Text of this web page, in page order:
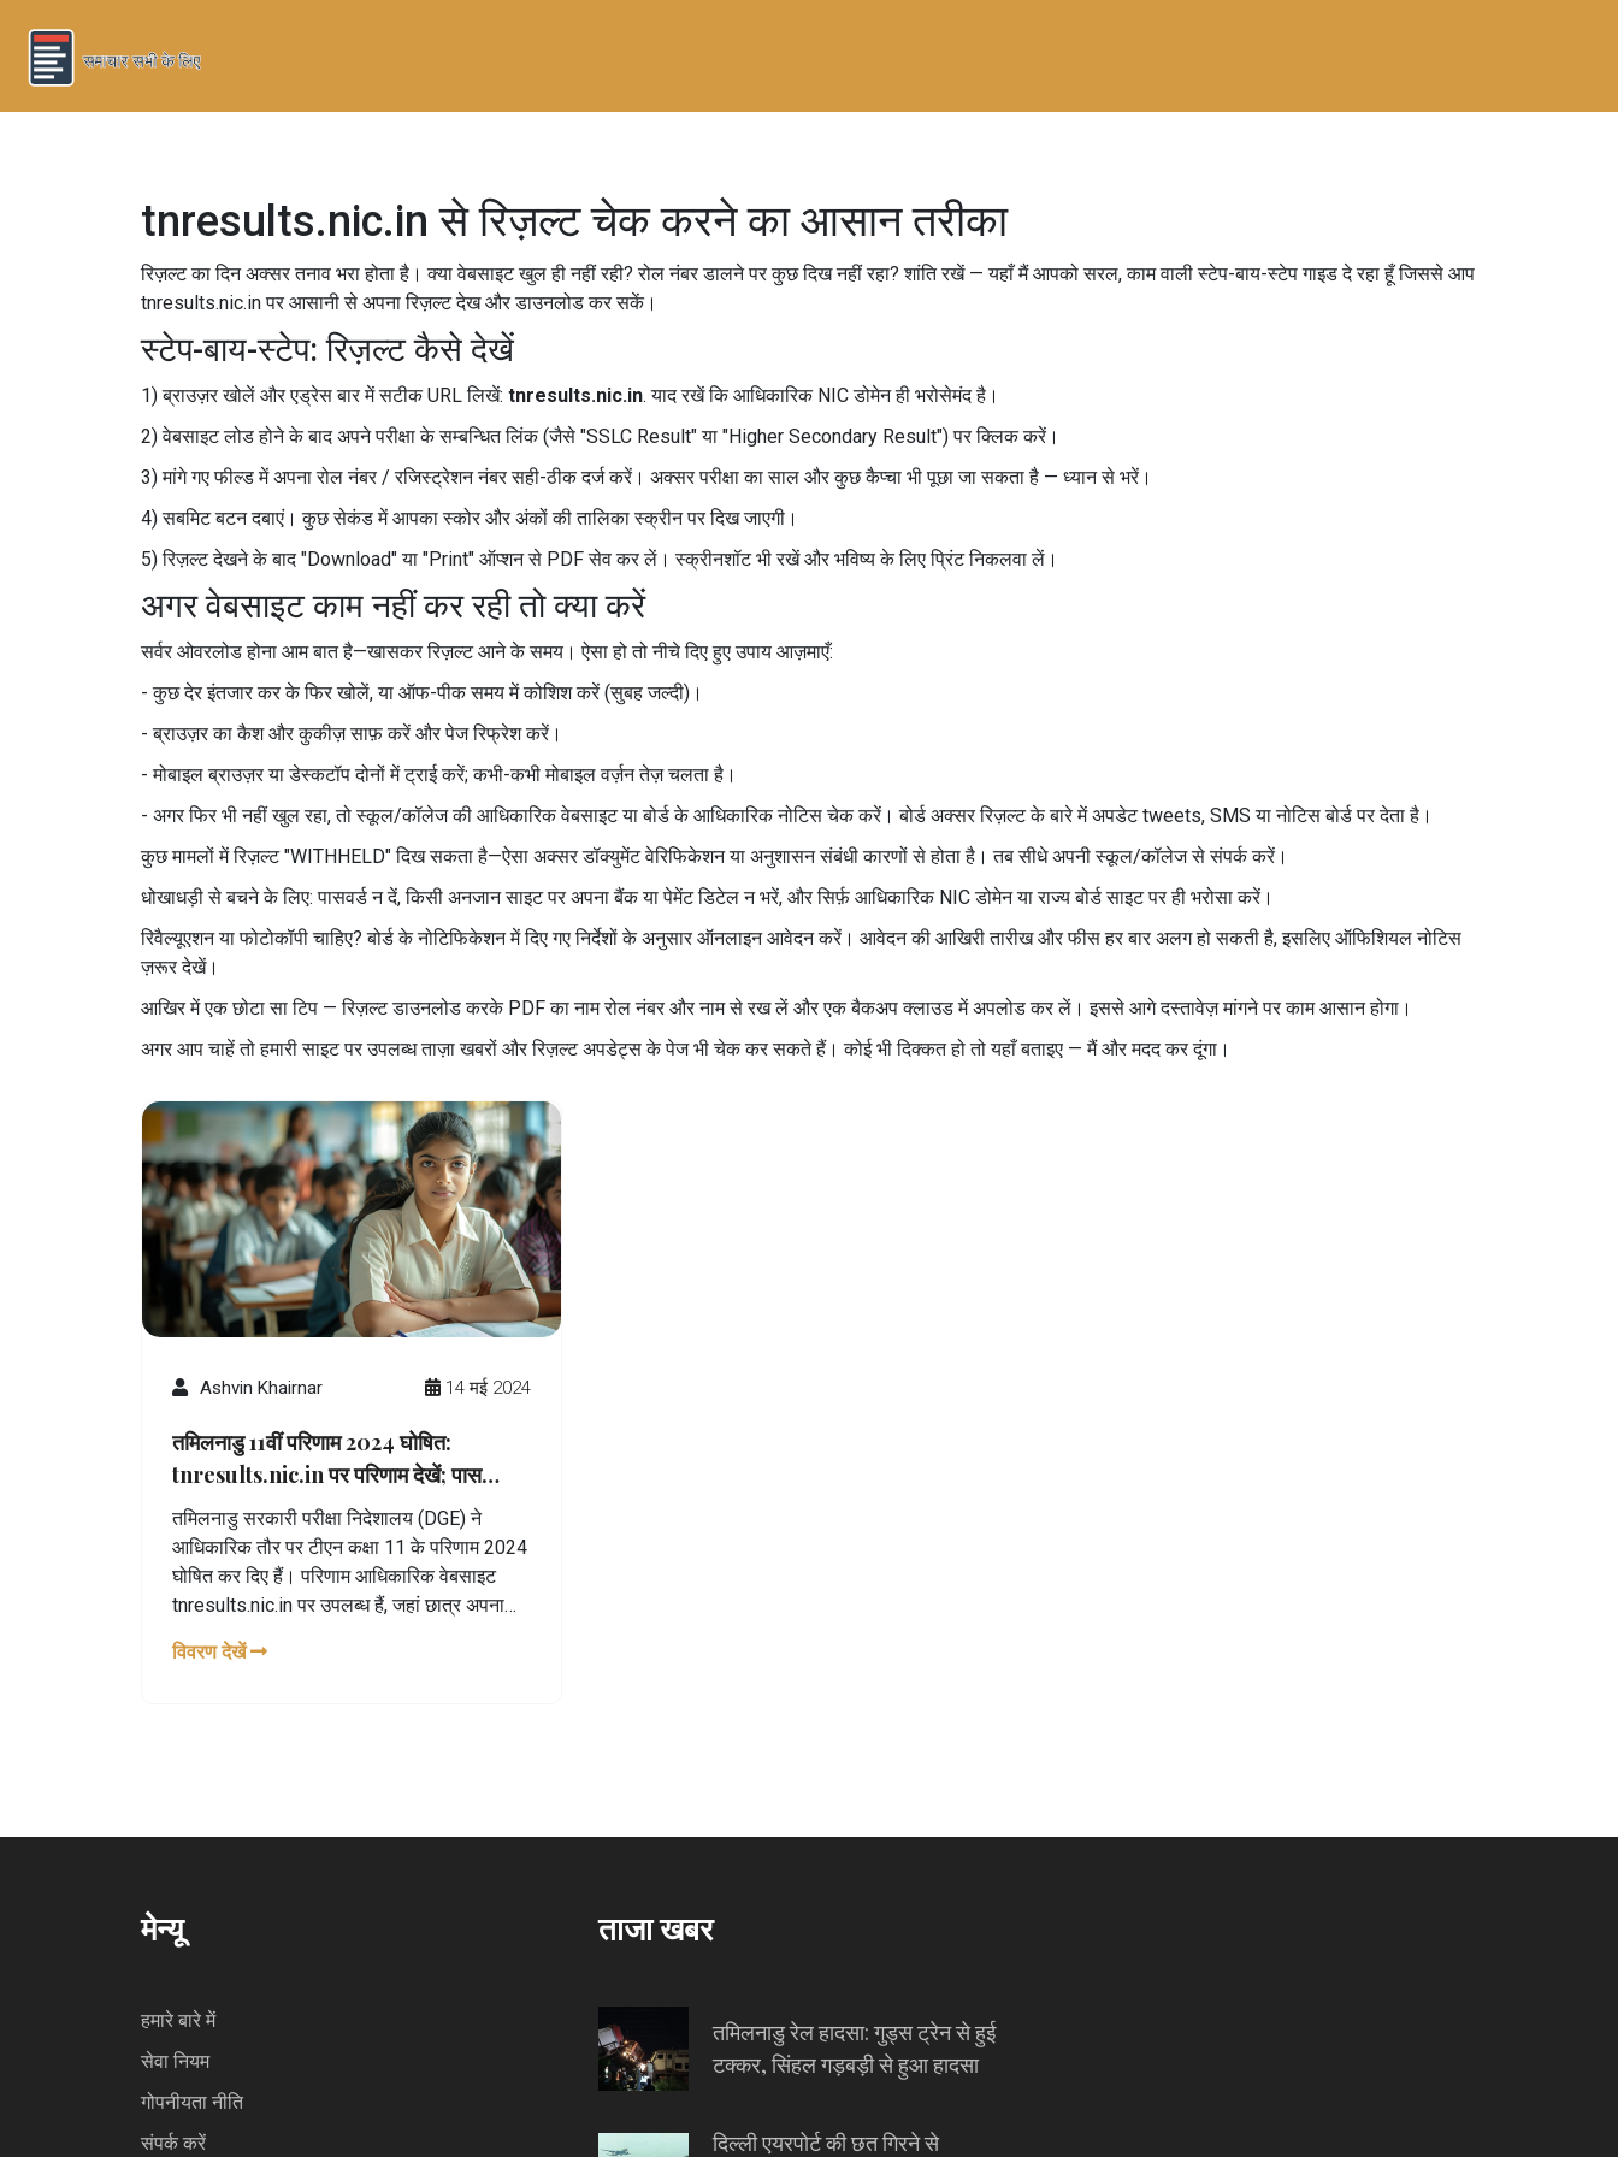
tnresults.nic.in से रिज़ल्ट चेक करने का आसान तरीका
रिज़ल्ट का दिन अक्सर तनाव भरा होता है। क्या वेबसाइट खुल ही नहीं रही? रोल नंबर डालने पर कुछ दिख नहीं रहा? शांति रखें — यहाँ मैं आपको सरल, काम वाली स्टेप-बाय-स्टेप गाइड दे रहा हूँ जिससे आप
tnresults.nic.in पर आसानी से अपना रिज़ल्ट देख और डाउनलोड कर सकें।
स्टेप-बाय-स्टेप: रिज़ल्ट कैसे देखें
1) ब्राउज़र खोलें और एड्रेस बार में सटीक URL लिखें: tnresults.nic.in. याद रखें कि आधिकारिक NIC डोमेन ही भरोसेमंद है।
2) वेबसाइट लोड होने के बाद अपने परीक्षा के सम्बन्धित लिंक (जैसे "SSLC Result" या "Higher Secondary Result") पर क्लिक करें।
3) मांगे गए फील्ड में अपना रोल नंबर / रजिस्ट्रेशन नंबर सही-ठीक दर्ज करें। अक्सर परीक्षा का साल और कुछ कैप्चा भी पूछा जा सकता है — ध्यान से भरें।
4) सबमिट बटन दबाएं। कुछ सेकंड में आपका स्कोर और अंकों की तालिका स्क्रीन पर दिख जाएगी।
5) रिज़ल्ट देखने के बाद "Download" या "Print" ऑप्शन से PDF सेव कर लें। स्क्रीनशॉट भी रखें और भविष्य के लिए प्रिंट निकलवा लें।
अगर वेबसाइट काम नहीं कर रही तो क्या करें
सर्वर ओवरलोड होना आम बात है—खासकर रिज़ल्ट आने के समय। ऐसा हो तो नीचे दिए हुए उपाय आज़माएँ:
- कुछ देर इंतजार कर के फिर खोलें, या ऑफ-पीक समय में कोशिश करें (सुबह जल्दी)।
- ब्राउज़र का कैश और कुकीज़ साफ़ करें और पेज रिफ्रेश करें।
- मोबाइल ब्राउज़र या डेस्कटॉप दोनों में ट्राई करें; कभी-कभी मोबाइल वर्ज़न तेज़ चलता है।
- अगर फिर भी नहीं खुल रहा, तो स्कूल/कॉलेज की आधिकारिक वेबसाइट या बोर्ड के आधिकारिक नोटिस चेक करें। बोर्ड अक्सर रिज़ल्ट के बारे में अपडेट tweets, SMS या नोटिस बोर्ड पर देता है।
कुछ मामलों में रिज़ल्ट "WITHHELD" दिख सकता है—ऐसा अक्सर डॉक्युमेंट वेरिफिकेशन या अनुशासन संबंधी कारणों से होता है। तब सीधे अपनी स्कूल/कॉलेज से संपर्क करें।
धोखाधड़ी से बचने के लिए: पासवर्ड न दें, किसी अनजान साइट पर अपना बैंक या पेमेंट डिटेल न भरें, और सिर्फ़ आधिकारिक NIC डोमेन या राज्य बोर्ड साइट पर ही भरोसा करें।
रिवैल्यूएशन या फोटोकॉपी चाहिए? बोर्ड के नोटिफिकेशन में दिए गए निर्देशों के अनुसार ऑनलाइन आवेदन करें। आवेदन की आखिरी तारीख और फीस हर बार अलग हो सकती है, इसलिए ऑफिशियल नोटिस
ज़रूर देखें।
आखिर में एक छोटा सा टिप — रिज़ल्ट डाउनलोड करके PDF का नाम रोल नंबर और नाम से रख लें और एक बैकअप क्लाउड में अपलोड कर लें। इससे आगे दस्तावेज़ मांगने पर काम आसान होगा।
अगर आप चाहें तो हमारी साइट पर उपलब्ध ताज़ा खबरों और रिज़ल्ट अपडेट्स के पेज भी चेक कर सकते हैं। कोई भी दिक्कत हो तो यहाँ बताइए — मैं और मदद कर दूंगा।
Ashvin Khairnar 14 मई 2024
तमिलनाडु 11वीं परिणाम 2024 घोषित:
tnresults.nic.in पर परिणाम देखें; पास
प्रतिशत, एसएमएस सुविधा, यहां सभी विवरण देखें
तमिलनाडु सरकारी परीक्षा निदेशालय (DGE) ने
आधिकारिक तौर पर टीएन कक्षा 11 के परिणाम 2024
घोषित कर दिए हैं। परिणाम आधिकारिक वेबसाइट
tnresults.nic.in पर उपलब्ध हैं, जहां छात्र अपना
देख सकते हैं। इसके अलावा, परिणाम dge.tn.gov.in
विवरण देखें
मेन्यू
हमारे बारे में
सेवा नियम
गोपनीयता नीति
संपर्क करें
ताजा खबर
तमिलनाडु रेल हादसा: गुड्स ट्रेन से हुई
टक्कर, सिंहल गड़बड़ी से हुआ हादसा
दिल्ली एयरपोर्ट की छत गिरने से